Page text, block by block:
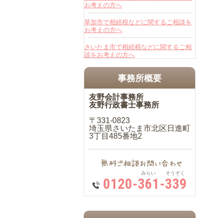
お考えの方へ
草加市で相続税などに関するご相談を
お考えの方へ
さいたま市で相続税などに関するご相
談をお考えの方へ
事務所概要
友野会計事務所
友野行政書士事務所
〒331-0823
埼玉県さいたま市北区日進町
3丁目485番地2
みらい そうぞく
0120-361-339